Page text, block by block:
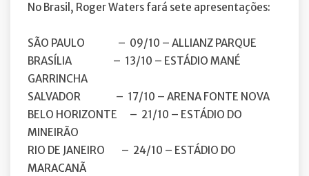
No Brasil, Roger Waters fará sete apresentações:
SÃO PAULO – 09/10 – ALLIANZ PARQUE
BRASÍLIA – 13/10 – ESTÁDIO MANÉ
GARRINCHA
SALVADOR – 17/10 – ARENA FONTE NOVA
BELO HORIZONTE – 21/10 – ESTÁDIO DO
MINEIRÃO
RIO DE JANEIRO – 24/10 – ESTÁDIO DO
MARACANÃ